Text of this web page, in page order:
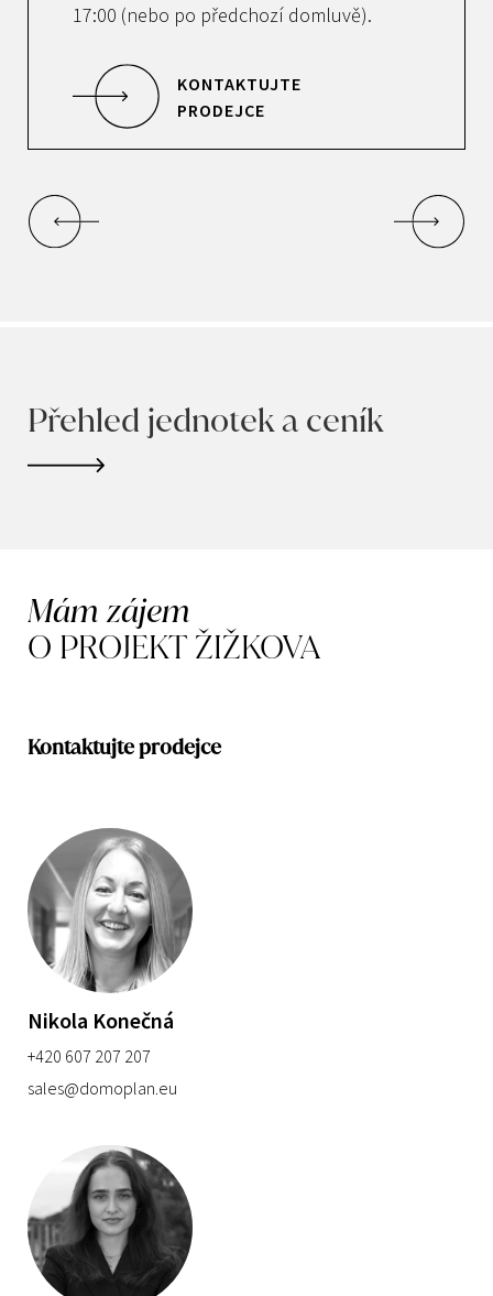
17:00 (nebo po předchozí domluvě).
KONTAKTUJTE
PRODEJCE
Přehled jednotek a ceník
Mám zájem
O PROJEKT ŽIŽKOVA
Kontaktujte prodejce
Nikola Konečná
+420 607 207 207
sales@domoplan.eu